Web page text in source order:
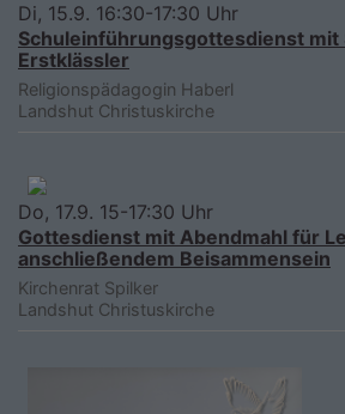
Di, 15.9. 16:30-17:30 Uhr
Schuleinführungsgottesdienst mit
Erstklässler
Religionspädagogin Haberl
Landshut Christuskirche
Do, 17.9. 15-17:30 Uhr
Gottesdienst mit Abendmahl für
anschließendem Beisammensein
Kirchenrat Spilker
Landshut Christuskirche